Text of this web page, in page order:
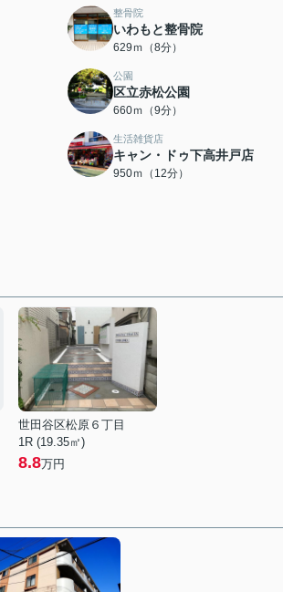
整骨院
いわもと整骨院
629ｍ（8分）
公園
区立赤松公園
660ｍ（9分）
生活雑貨店
キャン・ドゥ下高井戸店
950ｍ（12分）
世田谷区松原６丁目
1R (19.35㎡)
8.8万円